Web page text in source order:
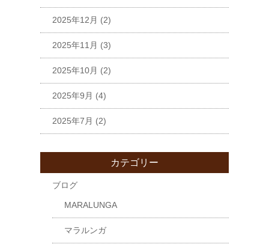
2025年12月 (2)
2025年11月 (3)
2025年10月 (2)
2025年9月 (4)
2025年7月 (2)
カテゴリー
ブログ
MARALUNGA
マラルンガ